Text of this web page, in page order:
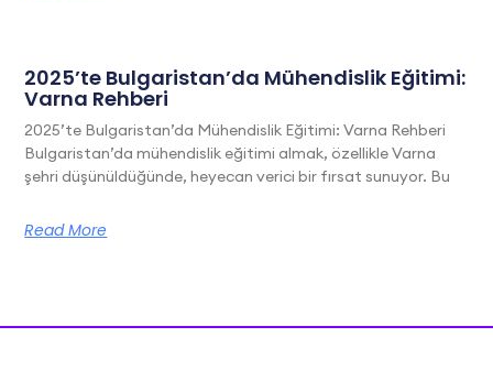
2025’te Bulgaristan’da Mühendislik Eğitimi:
Varna Rehberi
2025’te Bulgaristan’da Mühendislik Eğitimi: Varna Rehberi
Bulgaristan’da mühendislik eğitimi almak, özellikle Varna
şehri düşünüldüğünde, heyecan verici bir fırsat sunuyor. Bu
Read More